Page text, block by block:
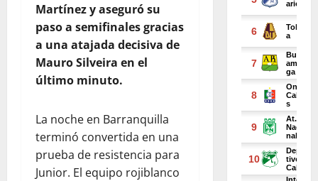
Martínez y aseguró su
paso a semifinales gracias
a una atajada decisiva de
Mauro Silveira en el
último minuto.
La noche en Barranquilla
terminó convertida en una
prueba de resistencia para
Junior. El equipo rojiblanco